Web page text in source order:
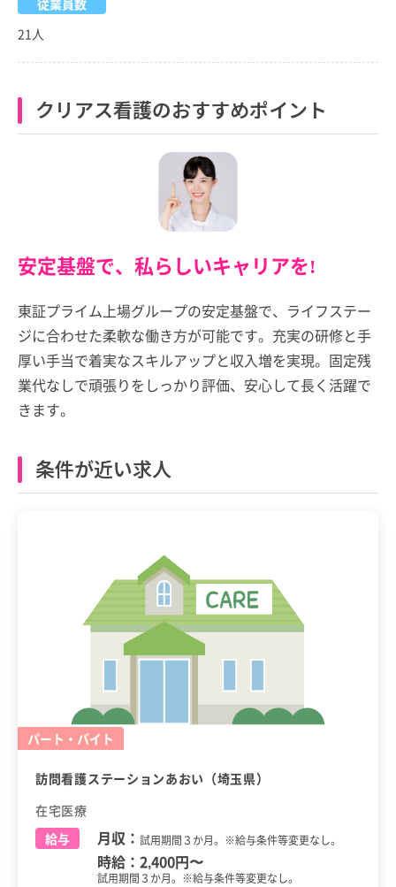
従業員数
21人
クリアス看護のおすすめポイント
安定基盤で、私らしいキャリアを!
東証プライム上場グループの安定基盤で、ライフステー
ジに合わせた柔軟な働き方が可能です。充実の研修と手
厚い手当で着実なスキルアップと収入増を実現。固定残
業代なしで頑張りをしっかり評価、安心して長く活躍で
きます。
条件が近い求人
パート・バイト
訪問看護ステーションあおい（埼玉県）
在宅医療
給与
月収： 試用期間３か月。※給与条件等変更なし。
時給： 2,400円〜
試用期間３か月。※給与条件等変更なし。